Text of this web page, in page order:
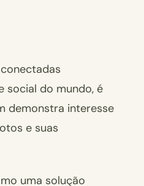
social do mundo, é
demonstra interesse
e suas
uma solução